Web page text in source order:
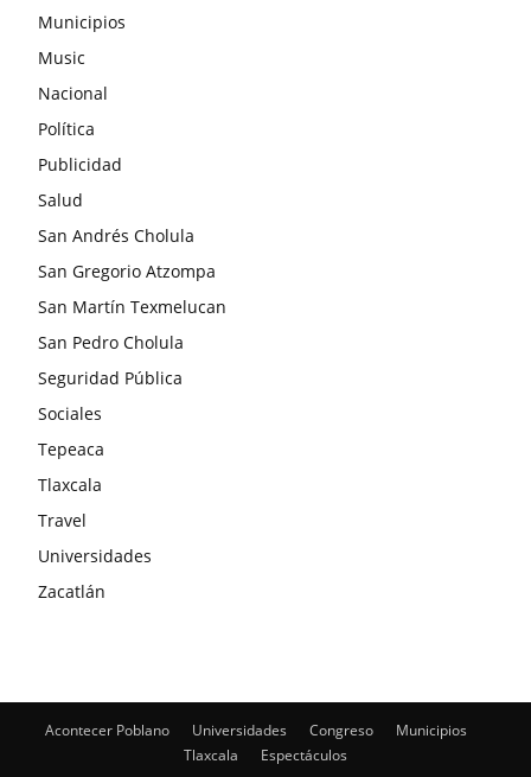
Municipios
Music
Nacional
Política
Publicidad
Salud
San Andrés Cholula
San Gregorio Atzompa
San Martín Texmelucan
San Pedro Cholula
Seguridad Pública
Sociales
Tepeaca
Tlaxcala
Travel
Universidades
Zacatlán
Acontecer Poblano Universidades Congreso
Municipios
Tlaxcala
Espectáculos